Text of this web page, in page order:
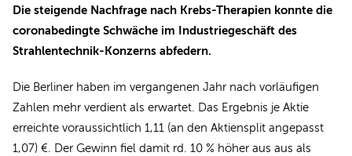
Die steigende Nachfrage nach Krebs-Therapien konnte die
coronabedingte Schwäche im Industriegeschäft des
Strahlentechnik-Konzerns abfedern.
Die Berliner haben im vergangenen Jahr nach vorläufigen
Zahlen mehr verdient als erwartet. Das Ergebnis je Aktie
erreichte voraussichtlich 1,11 (an den Aktiensplit angepasst
1,07) €. Der Gewinn fiel damit rd. 10 % höher aus aus als